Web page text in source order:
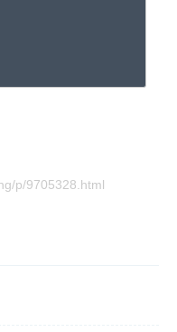
p/9705328.html